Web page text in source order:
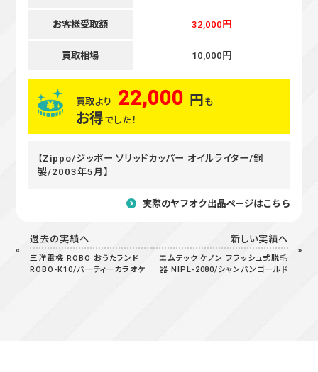
お客様受取額 32,000円
買取相場 10,000円
買取より 22,000 円 も
お得 でした！
【Zippo/ジッポー ソリッドカッパー オイルライター/銅
製/2003年5月】
実際のヤフオク出品ページはこちら
過去の実績へ
三洋電機 ROBO おうたランド
ROBO-K10/パーティーカラオケ
新しい実績へ
エムテック ケノン フラッシュ式脱毛
器 NIPL-2080/シャンパンゴールド